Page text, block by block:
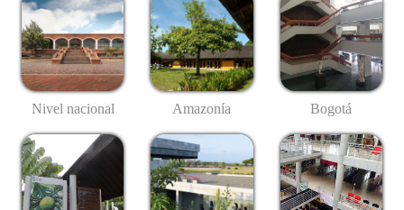
Nivel nacional Amazonía Bogotá